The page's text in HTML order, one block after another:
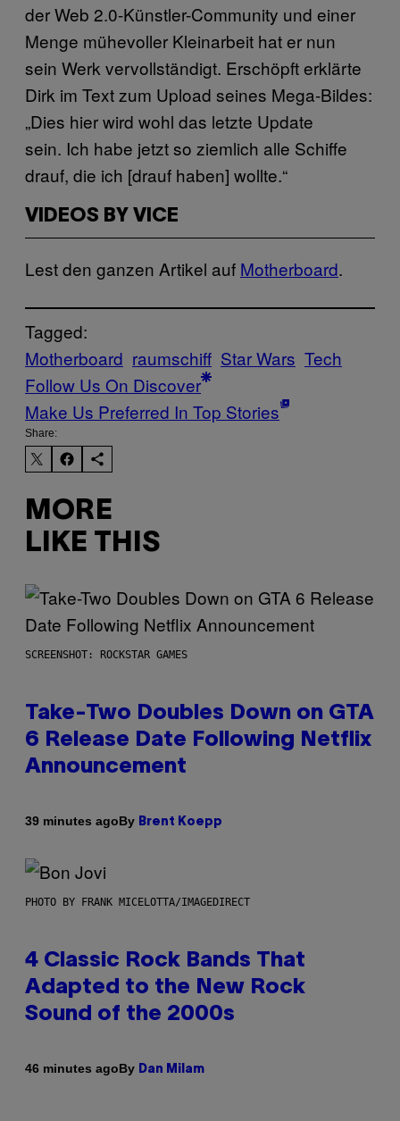
der Web 2.0-Künstler-Community und einer
Menge mühevoller Kleinarbeit hat er nun
sein Werk vervollständigt. Erschöpft erklärte
Dirk im Text zum Upload seines Mega-Bildes:
„Dies hier wird wohl das letzte Update
sein. Ich habe jetzt so ziemlich alle Schiffe
drauf, die ich [drauf haben] wollte.“
VIDEOS BY VICE
Lest den ganzen Artikel auf Motherboard.
Tagged:
Motherboard raumschiff Star Wars Tech
Follow Us On Discover
Make Us Preferred In Top Stories
Share:
MORE
LIKE THIS
SCREENSHOT: ROCKSTAR GAMES
Take-Two Doubles Down on GTA
6 Release Date Following Netflix
Announcement
39 minutes agoBy Brent Koepp
PHOTO BY FRANK MICELOTTA/IMAGEDIRECT
4 Classic Rock Bands That
Adapted to the New Rock
Sound of the 2000s
46 minutes agoBy Dan Milam